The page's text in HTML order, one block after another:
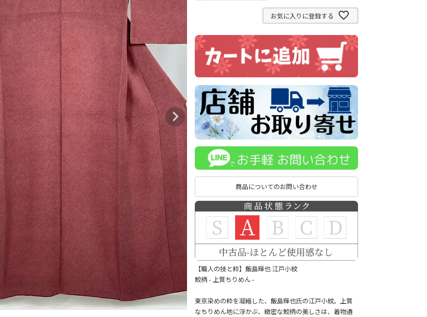
お気に入りに登録する
商品についてのお問い合わせ
【職人の技と粋】飯島輝也 江戸小紋
鮫柄 - 上質ちりめん -
東京染めの粋を凝縮した、飯島輝也氏の江戸小紋。上質
なちりめん地に浮かぶ、緻密な鮫柄の美しさは、着物通